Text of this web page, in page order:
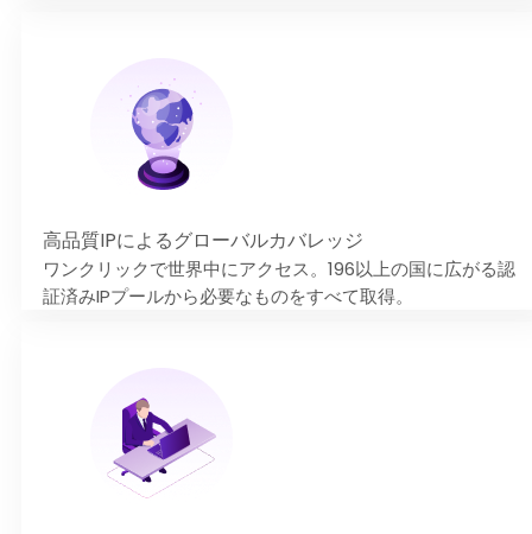
高品質IPによるグローバルカバレッジ
ワンクリックで世界中にアクセス。196以上の国に広がる認
証済みIPプールから必要なものをすべて取得。